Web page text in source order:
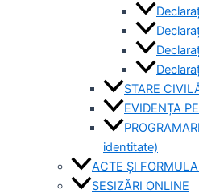
STARE
EVIDENȚA
identitate)
ACTE ȘI
SESIZĂRI ONLINE